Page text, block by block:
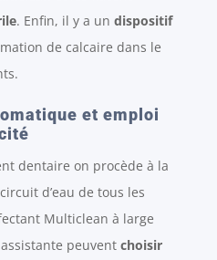
. Enfin, il y a un dispositif
de calcaire dans le
et emploi
dentaire on procède à la
d’eau de tous les
Multiclean à large
peuvent choisir